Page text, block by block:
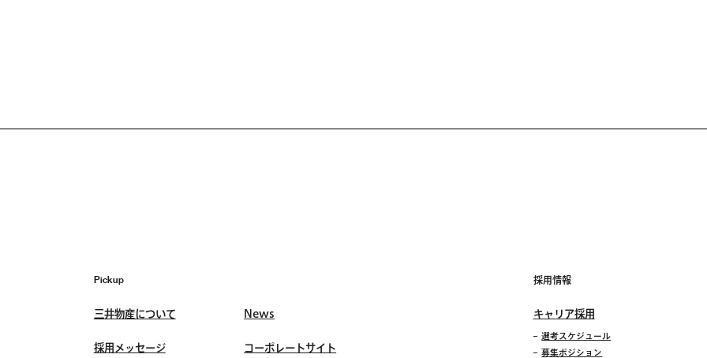
Pickup
三井物産について
採用メッセージ
News
コーポレートサイト
採用情報
キャリア採用
選考スケジュール
募集ポジション